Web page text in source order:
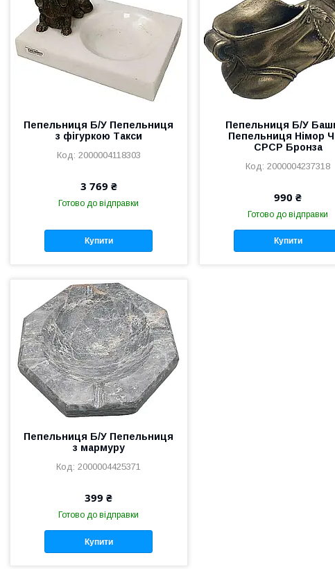
Пепельниця Б/У Пепельниця
з фігуркою Такси
2000004118303
3 769 ₴
Готово до відправки
Купити
Пепельниця Б/У
Пепельниця Німор
СРСР Бронза
2000004237318
990 ₴
Готово до відправки
Купити
Пепельниця Б/У Пепельниця
з мармуру
2000004425371
399 ₴
Готово до відправки
Купити